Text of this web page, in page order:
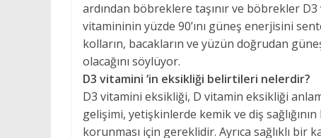
ardından böbreklere taşınır ve böbrekler
vitamininin yüzde 90’ını güneş enerjisini
kolların, bacakların ve yüzün doğrudan
olacağını söylüyor.
D3 vitamini ‘in eksikliği belirtileri nelerdir?
D3 vitamini eksikliği, D vitamin eksikliği
gelişimi, yetişkinlerde kemik ve diş
korunması için gereklidir. Ayrıca sağlıklı bir